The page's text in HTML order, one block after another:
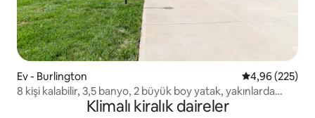
Ev - Burlington 5 üzerinden
4,96 (225)
8 kişi kalabilir, 3,5 banyo, 2 büyük boy yatak, yakınlarda
restoranlar varKlimalı kiralık daireler